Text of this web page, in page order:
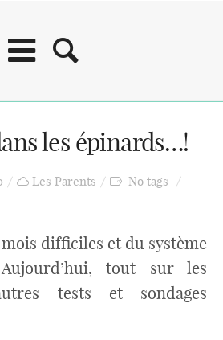
les épinards…!
Les Parents
No tags
difficiles et du système
tout sur les
tests et sondages